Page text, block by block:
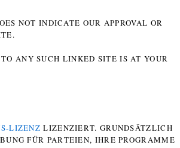
NOT INDICATE OUR APPROVAL OR
ANY SUCH LINKED SITE IS AT YOUR
LIZENZ LIZENZIERT. GRUNDSÄTZLICH
FÜR PARTEIEN, IHRE PROGRAMME